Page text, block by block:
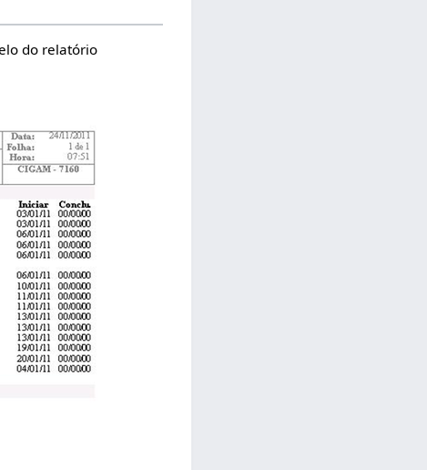
do relatório